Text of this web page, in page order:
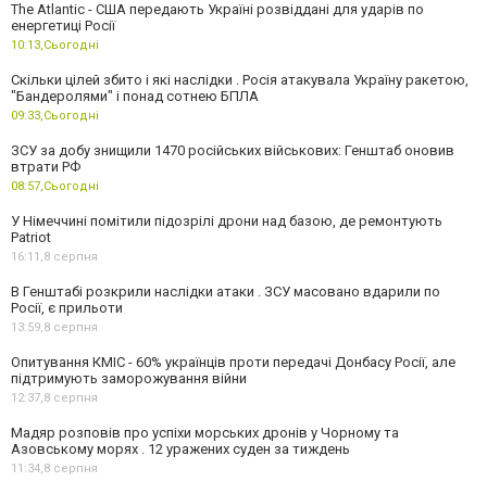
The Atlantic - США передають Україні розвіддані для ударів по
енергетиці Росії
10:13,Сьогодні
Скільки цілей збито і які наслідки . Росія атакувала Україну ракетою,
"Бандеролями" і понад сотнею БПЛА
09:33,Сьогодні
ЗСУ за добу знищили 1470 російських військових: Генштаб оновив
втрати РФ
08:57,Сьогодні
У Німеччині помітили підозрілі дрони над базою, де ремонтують
Patriot
16:11,8 серпня
В Генштабі розкрили наслідки атаки . ЗСУ масовано вдарили по
Росії, є прильоти
13:59,8 серпня
Опитування КМІС - 60% українців проти передачі Донбасу Росії, але
підтримують заморожування війни
12:37,8 серпня
Мадяр розповів про успіхи морських дронів у Чорному та
Азовському морях . 12 уражених суден за тиждень
11:34,8 серпня